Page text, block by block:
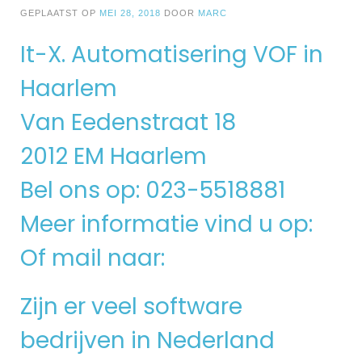
GEPLAATST OP MEI 28, 2018 DOOR MARC
It-X. Automatisering VOF in
Haarlem
Van Eedenstraat 18
2012 EM Haarlem
Bel ons op: 023-5518881
Meer informatie vind u op:
Of mail naar:
Zijn er veel software
bedrijven in Nederland